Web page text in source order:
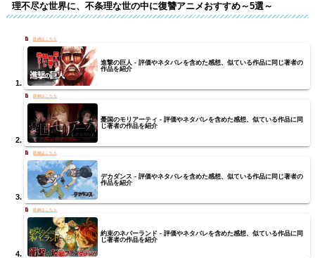
理不尽な世界に、不条理な世の中に復讐アニメおすすめ～5選～
進撃の巨人 - 評価やネタバレを含めた感想、似ている作品に同じ著者の
作品を紹介
憂国のモリアーティ - 評価やネタバレを含めた感想、似ている作品に同
じ著者の作品を紹介
デカダンス - 評価やネタバレを含めた感想、似ている作品に同じ著者の
作品を紹介
約束のネバーランド - 評価やネタバレを含めた感想、似ている作品に同
じ著者の作品を紹介